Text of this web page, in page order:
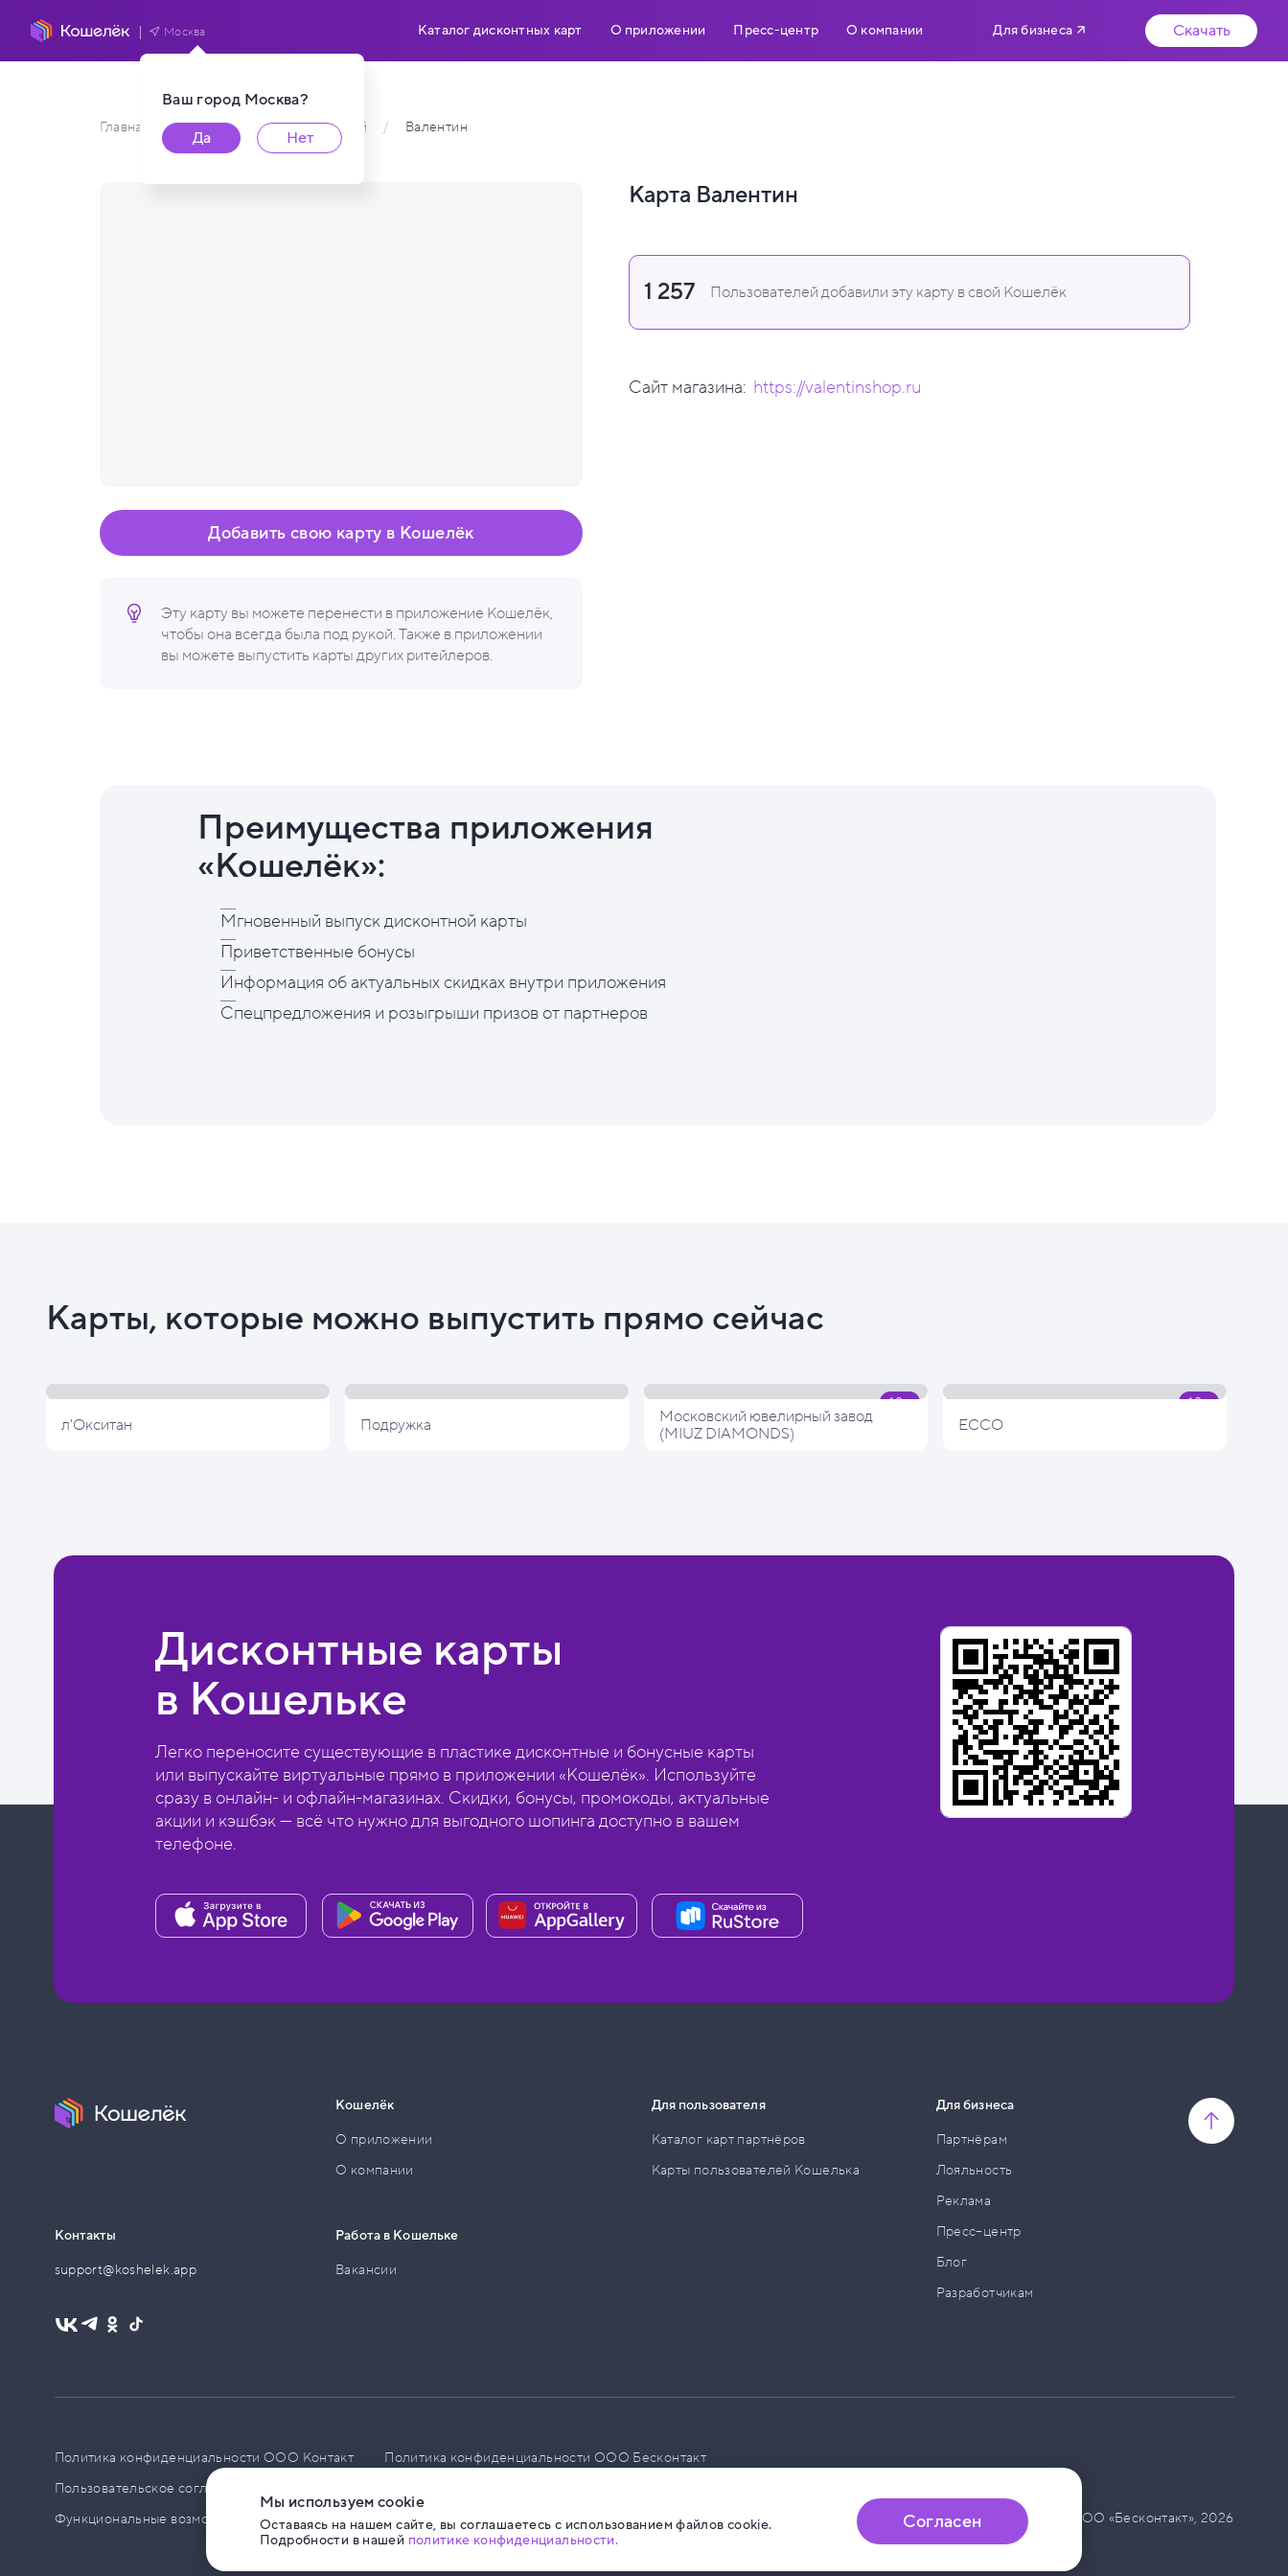
Ваш город Москва?
Да
Нет
Москва Каталог дисконтных карт О приложении Пресс-центр О компании Для бизнеса Скачать
Главная / Каталог карт пользователей / Валентин
Эту карту вы можете перенести в приложение Кошелёк,
чтобы она всегда была под рукой. Также в приложении
вы можете выпустить карты других ритейлеров.
Добавить свою карту в Кошелёк
Карта Валентин
1 257 Пользователей добавили эту карту в свой Кошелёк
Сайт магазина: https://valentinshop.ru
Преимущества приложения
«Кошелёк»:
Мгновенный выпуск дисконтной карты
Приветственные бонусы
Информация об актуальных скидках внутри приложения
Спецпредложения и розыгрыши призов от партнеров
Карты, которые можно выпустить прямо сейчас
л'Окситан Подружка
Московский ювелирный завод
(MIUZ DIAMONDS)
ECCO
Дисконтные карты
в Кошельке
Легко переносите существующие в пластике дисконтные и бонусные карты
или выпускайте виртуальные прямо в приложении «Кошелёк». Используйте
сразу в онлайн- и офлайн-магазинах. Скидки, бонусы, промокоды, актуальные
акции и кэшбэк — всё что нужно для выгодного шопинга доступно в вашем
телефоне.
Контакты
support@koshelek.app
Кошелёк
О приложении
О компании
Работа в Кошельке
Вакансии
Для пользователя
Каталог карт партнёров
Карты пользователей Кошелька
Для бизнеса
Партнёрам
Лояльность
Реклама
Пресс–центр
Блог
Разработчикам
Политика конфиденциальности ООО Контакт
Политика конфиденциальности ООО Бесконтакт
Пользовательское соглашение
Функциональные возможности ПО
© ООО «Бесконтакт», 2026
Мы используем cookie
Оставаясь на нашем сайте, вы соглашаетесь с использованием файлов cookie.
Подробности в нашей политике конфиденциальности.
Согласен